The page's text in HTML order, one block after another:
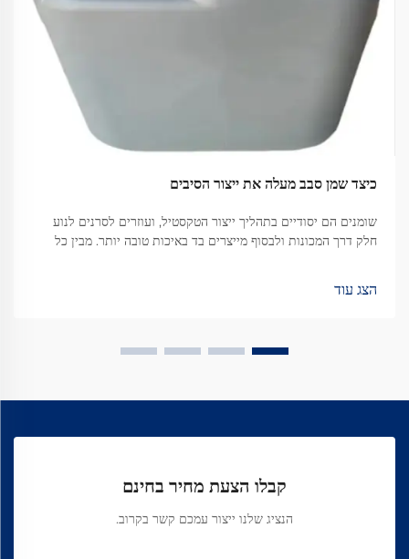
כיצד שמן סבב מעלה את ייצור הסיבים
שומנים הם יסודיים בתהליך ייצור הטקסטיל, ועוזרים לסרנים לנוע
חלק דרך המכונות ולבסוף מייצרים בד באיכות טובה יותר. מבין כל
הצג עוד
קבלו הצעת מחיר בחינם
הנציג שלנו ייצור עמכם קשר בקרוב.